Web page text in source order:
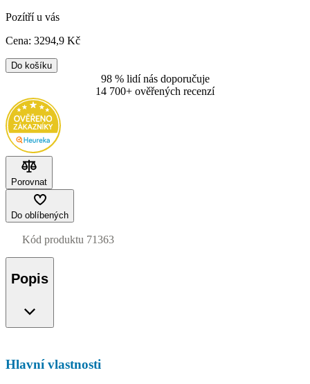
Pozítří u vás
Cena: 3294,9 Kč
Do košíku
98 % lidí nás doporučuje
14 700+ ověřených recenzí
Porovnat
Do oblíbených
Kód produktu 71363
Popis
Hlavní vlastnosti